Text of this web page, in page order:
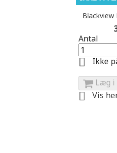
Blackview
Antal

Ikke
Læg
 Vis